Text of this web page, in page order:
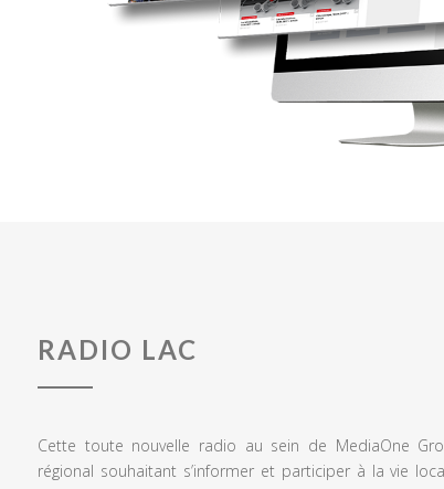
RADIO LAC
Cette toute nouvelle radio au sein de MediaOne
régional souhaitant s’informer et participer à la vie